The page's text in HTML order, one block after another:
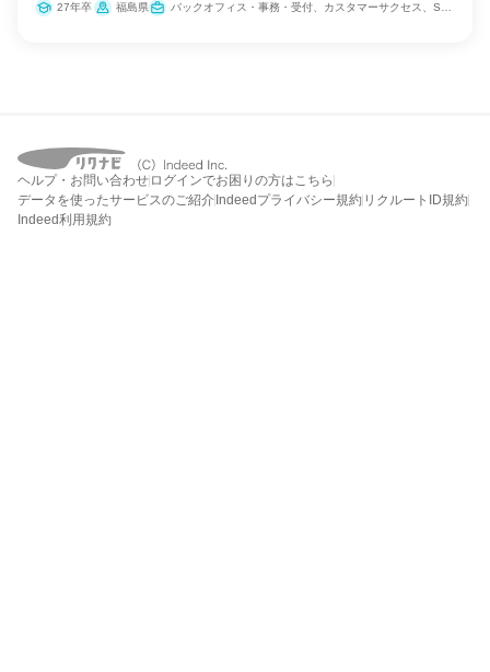
27年卒 福島県 バックオフィス・事務・受付、カスタマーサクセス、SCM/生産管理/購買/物流、経理/税務/財務、人事、総務、法務/知財、IT
ヘルプ・お問い合わせ ログインでお困りの方はこちら
データを使ったサービスのご紹介 Indeedプライバシー規約 リクルートID規約
Indeed利用規約